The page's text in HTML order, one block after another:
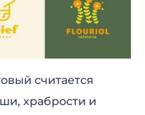
считается
храбрости и